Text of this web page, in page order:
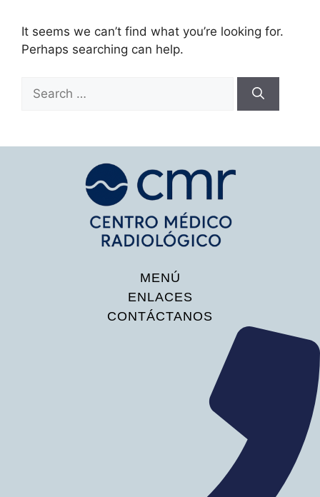
It seems we can’t find what you’re looking for.
Perhaps searching can help.
for:
MENÚ
ENLACES
CONTÁCTANOS